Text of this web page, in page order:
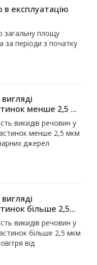
експлуатацію
загальну площу
за періоди з початку
менше 2,5 ...
викидів речовин у
менше 2,5 мкм
джерел
більше 2,5...
викидів речовин у
більше 2,5 мкм
від